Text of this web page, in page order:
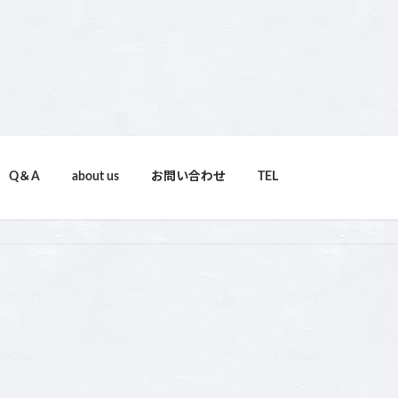
Q＆A about us お問い合わせ TEL